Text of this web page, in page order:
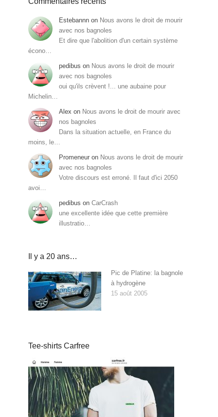
Estebannn on Nous avons le droit de mourir
avec nos bagnoles
Et dire que l'abolition d'un certain système
écono…
pedibus on Nous avons le droit de mourir
avec nos bagnoles
oui qu'ils crèvent !... une aubaine pour
Michelin…
Alex on Nous avons le droit de mourir avec
nos bagnoles
Dans la situation actuelle, en France du
moins, le…
Promeneur on Nous avons le droit de mourir
avec nos bagnoles
Votre discours est erroné. Il faut d'ici 2050
avoi…
pedibus on CarCrash
une excellente idée que cette première
illustratio…
Il y a 20 ans…
Pic de Platine: la bagnole
à hydrogène
15 août 2005
Tee-shirts Carfree